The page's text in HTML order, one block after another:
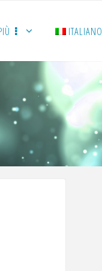
ITALIANO